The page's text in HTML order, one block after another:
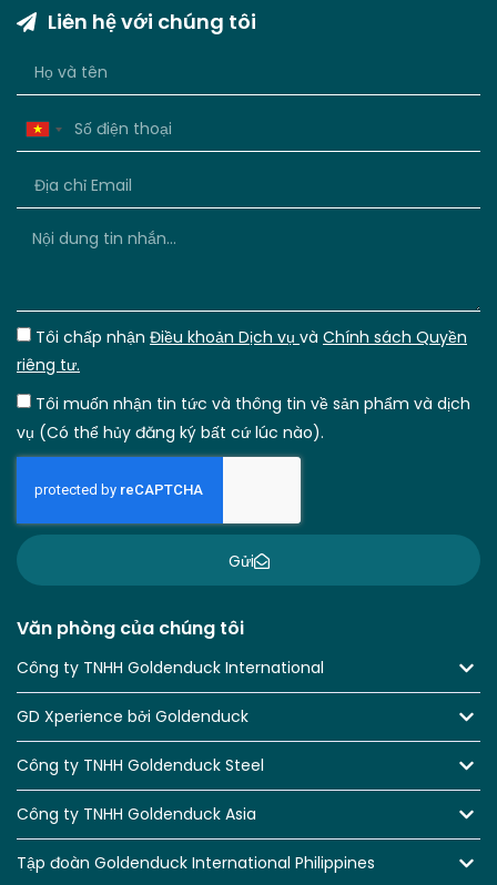
Văn phòng của chúng tôi
Công ty TNHH Goldenduck International
GD Xperience bởi Goldenduck
Công ty TNHH Goldenduck Steel
Công ty TNHH Goldenduck Asia
Tập đoàn Goldenduck International Philippines
Liên hệ với chúng tôi
Vietnam
Tôi chấp nhận Điều khoản Dịch vụ và Chính sách Quyền
riêng tư.
Tôi muốn nhận tin tức và thông tin về sản phẩm và dịch
vụ (Có thể hủy đăng ký bất cứ lúc nào).
Gửi